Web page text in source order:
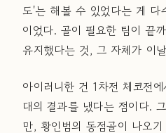
도'는 해볼 수 있었다는 게 다
이었다. 골이 필요한 팀이 끝
유지했다는 것, 그 자체가 이
아이러니한 건 1차전 체코전
대의 결과를 냈다는 점이다.
만, 황인범의 동점골이 나오